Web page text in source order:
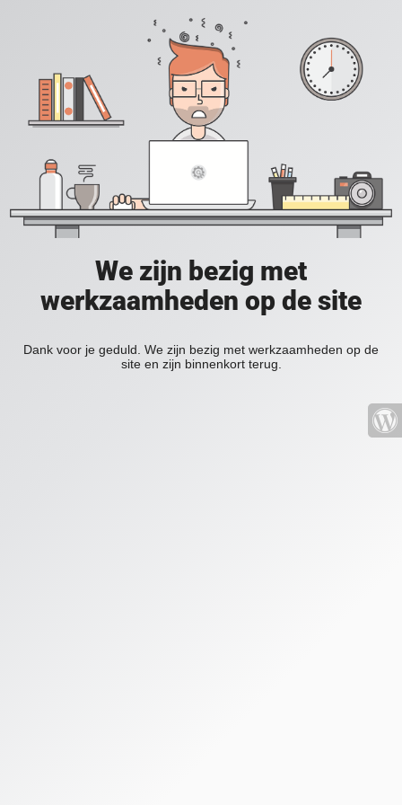
We zijn bezig met
werkzaamheden op de site
Dank voor je geduld. We zijn bezig met werkzaamheden op de
site en zijn binnenkort terug.